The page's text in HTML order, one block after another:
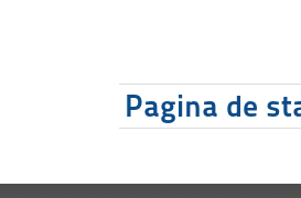
Pagina de